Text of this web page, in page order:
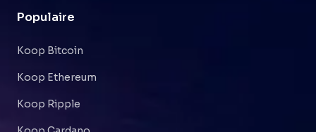
Populaire
Koop Bitcoin
Koop Ethereum
Koop Ripple